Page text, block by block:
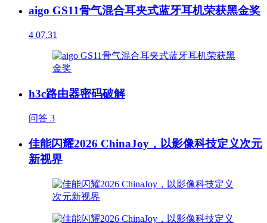
aigo GS11骨气混合耳夹式蓝牙耳机荣获黑金奖
4 07.31
h3c路由器密码破解
问答 3
佳能闪耀2026 ChinaJoy，以影像科技定义次元
新视界